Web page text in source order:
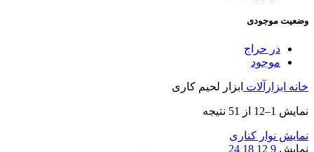
وضعیت موجودی
در حراج
موجود
خانه ابزارآلات ابزار لحیم کاری
نمایش 1–12 از 51 نتیجه
نمایش نوار کناری
نمایش 9
12
18
24